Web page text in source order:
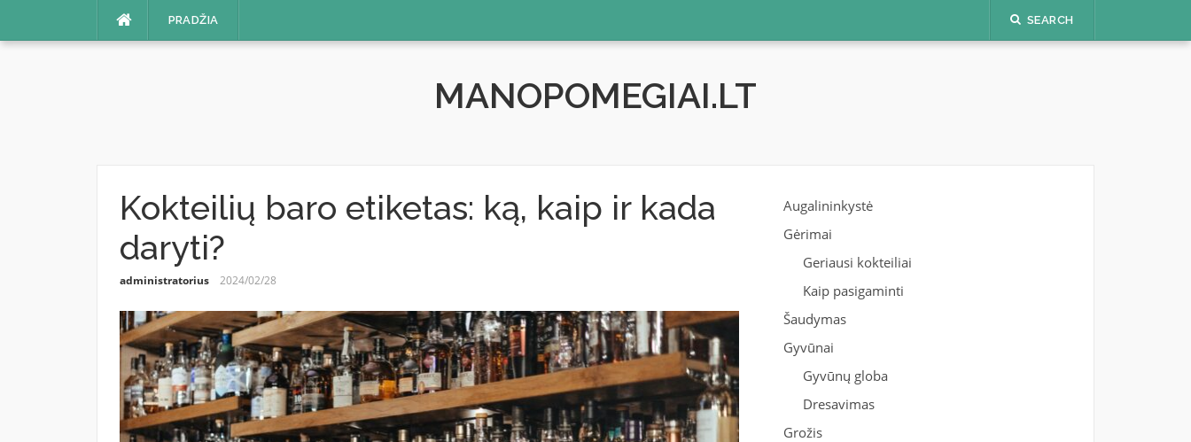
PRADŽIA SEARCH
MANOPOMEGIAI.LT
Kokteilių baro etiketas: ką, kaip ir kada
daryti?
administratorius 2024/02/28
Augalininkystė
Gėrimai
Geriausi kokteiliai
Kaip pasigaminti
Šaudymas
Gyvūnai
Gyvūnų globa
Dresavimas
Grožis